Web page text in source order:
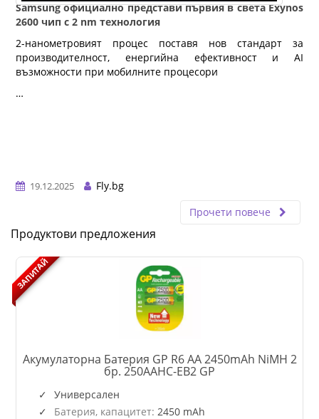
Samsung официално представи първия в света Exynos
2600 чип с 2 nm технология
2-нанометровият процес поставя нов стандарт за
производителност, енергийна ефективност и AI
възможности при мобилните процесори
…
19.12.2025
Fly.bg
Прочети повече
Продуктови предложения
ЗАПИТАЙ
Акумулаторна Батерия GP R6 AA 2450mAh NiMH 2
бр. 250AAHC-EB2 GP
Универсален
Батерия, капацитет: 2450 mAh